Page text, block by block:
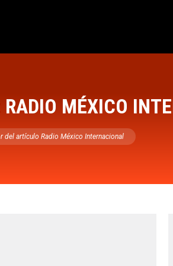
RADIO MÉXICO
del artículo Radio México Internacional